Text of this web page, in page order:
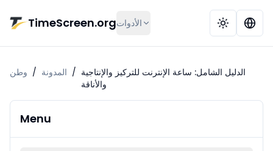
TimeScreen.orgالأدوات
وطن / المدونة / الدليل الشامل: ساعة الإنترنت للتركيز والإنتاجية
والأناقة
Menu